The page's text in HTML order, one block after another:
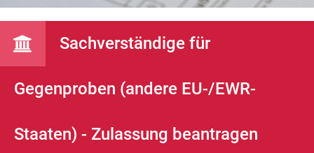
Sachverständige für
Gegenproben (andere EU-/EWR-
Staaten) - Zulassung beantragen